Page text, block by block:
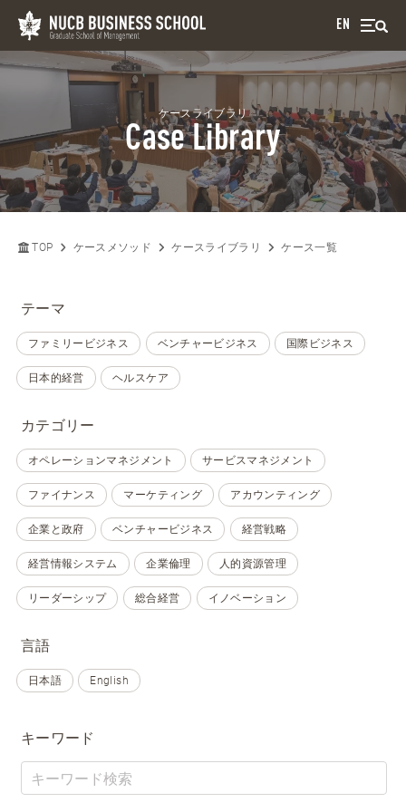
EN
ケースライブラリ
Case Library
TOP ケースメソッド ケースライブラリ ケース一覧
テーマ
ファミリービジネス ベンチャービジネス 国際ビジネス
日本的経営 ヘルスケア
カテゴリー
オペレーションマネジメント サービスマネジメント
ファイナンス マーケティング アカウンティング
企業と政府 ベンチャービジネス 経営戦略
経営情報システム 企業倫理 人的資源管理
リーダーシップ 総合経営 イノベーション
言語
日本語 English
キーワード